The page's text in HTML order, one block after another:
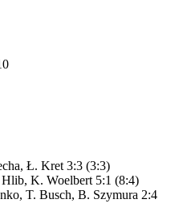
Ł. Kret 3:3 (3:3)
Hlib, K. Woelbert 5:1 (8:4)
T. Busch, B. Szymura 2:4